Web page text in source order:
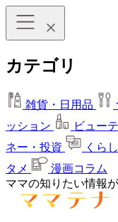
カテゴリ
雑貨・日用品
ッション
ビュー
ネー・投資
くら
タメ
漫画コラム
ママの知りたい情報